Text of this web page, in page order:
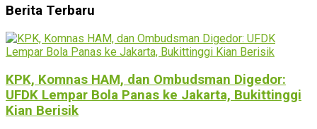
Berita Terbaru
KPK, Komnas HAM, dan Ombudsman Digedor:
UFDK Lempar Bola Panas ke Jakarta, Bukittinggi
Kian Berisik